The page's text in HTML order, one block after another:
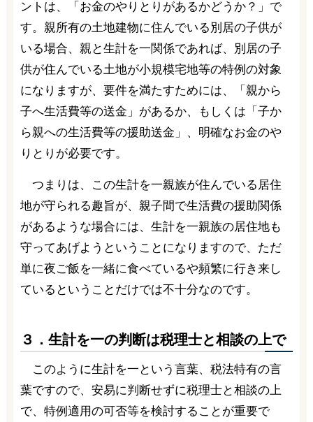
ントは、「お金のやりとりがあるかどうか？」で
す。親所有の土地建物に住んでいる別居の子供が
いる場合、親と生計を一関係であれば、別居の子
供が住んでいる土地が小規模宅地等の特例の対象
になりますが、要件を満たすためには、「親から
子へ生活費等の送金」があるか、もしくは「子か
ら親への生活費等の援助送金」、明確なお金のや
りとりが必要です。
つまりは、この生計を一親族が住んでいる居住
地が守られる趣旨が、親子間で生活費の援助関係
があるような場合には、生計を一親族の居住地も
守ってあげようということになりますので、ただ
単に夜ご飯を一緒に食べているや頻繁に行き来し
ているということだけでは不十分なのです。
３．生計を一の判断は税理士と相談の上で
このように生計を一という言葉、税法特有の言
葉ですので、安易に判断せずに税理士と相談の上
で、特例適用の可否等を検討することが重要で